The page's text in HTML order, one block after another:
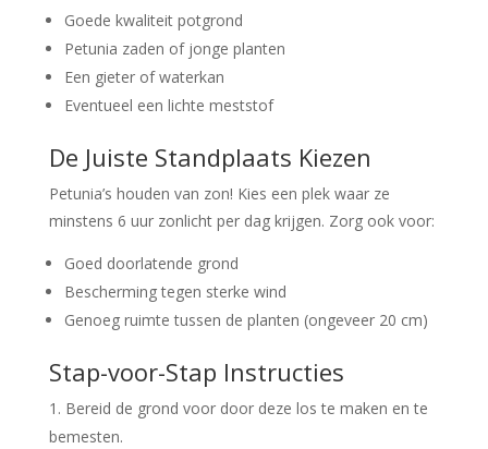
Goede kwaliteit potgrond
Petunia zaden of jonge planten
Een gieter of waterkan
Eventueel een lichte meststof
De Juiste Standplaats Kiezen
Petunia’s houden van zon! Kies een plek waar ze
minstens 6 uur zonlicht per dag krijgen. Zorg ook voor:
Goed doorlatende grond
Bescherming tegen sterke wind
Genoeg ruimte tussen de planten (ongeveer 20 cm)
Stap-voor-Stap Instructies
Bereid de grond voor door deze los te maken en te
bemesten.